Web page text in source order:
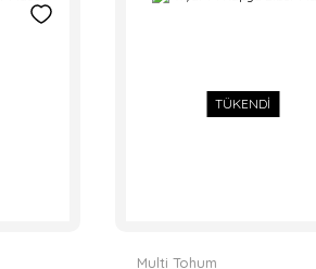
TÜKENDİ
Multi Tohum